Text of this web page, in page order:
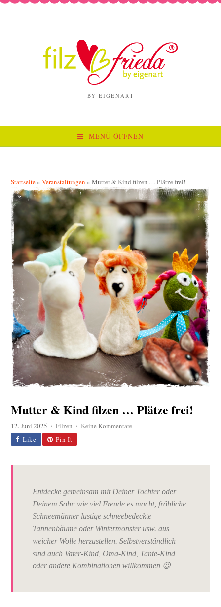
BY EIGENART
MENÜ ÖFFNEN
Startseite»Veranstaltungen »Mutter & Kind filzen … Plätze frei!
Mutter & Kind filzen … Plätze frei!
12. Juni 2025 ♦ Filzen ♦ Keine Kommentare
Plätze
frei!
Like Pin It
Entdecke gemeinsam mit Deiner Tochter oder
Deinem Sohn wie viel Freude es macht, fröhliche
Schneemänner lustige schneebedeckte
Tannenbäume oder Wintermonster usw. aus
weicher Wolle herzustellen. Selbstverständlich
sind auch Vater-Kind, Oma-Kind, Tante-Kind
oder andere Kombinationen willkommen 😉